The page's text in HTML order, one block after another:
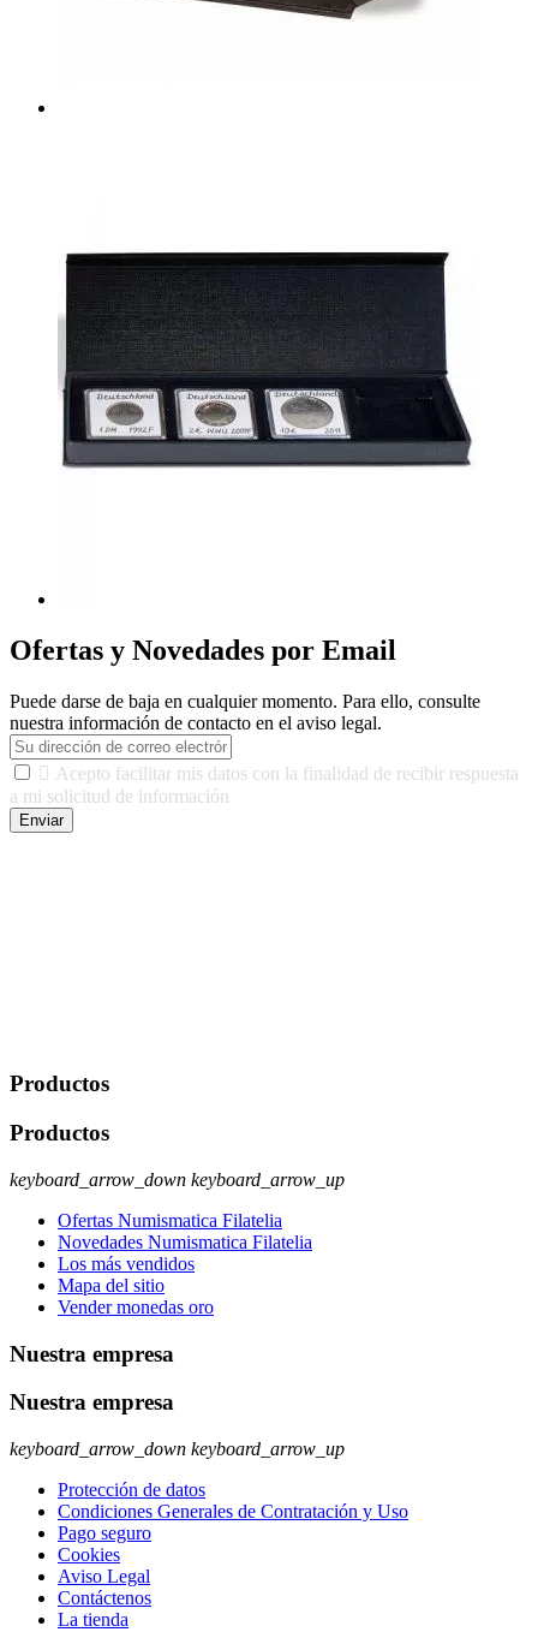
Ofertas y Novedades por Email
Puede darse de baja en cualquier momento. Para ello, consulte
nuestra información de contacto en el aviso legal.
 Acepto facilitar mis datos con la finalidad de recibir respuesta
a mi solicitud de información
Enviar
Productos
Productos
keyboard_arrow_down keyboard_arrow_up
Ofertas Numismatica Filatelia
Novedades Numismatica Filatelia
Los más vendidos
Mapa del sitio
Vender monedas oro
Nuestra empresa
Nuestra empresa
keyboard_arrow_down keyboard_arrow_up
Protección de datos
Condiciones Generales de Contratación y Uso
Pago seguro
Cookies
Aviso Legal
Contáctenos
La tienda